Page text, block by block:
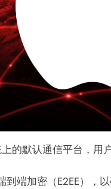
的默认通信平台，用
到端加密（E2EE），